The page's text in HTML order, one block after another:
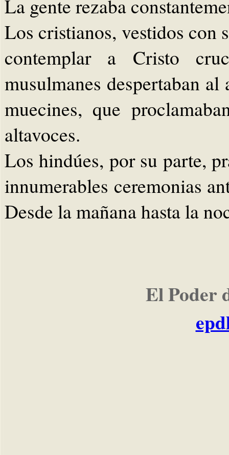
La gente rezaba
Los cristianos, vestidos con
contemplar a Cristo
musulmanes despertaban
muecines, que
altavoces.
Los hindúes, por su parte,
innumerables ceremonias
Desde la mañana hasta la
El Poder